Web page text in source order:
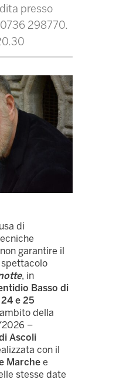
presso
298770.
di
garantire il
spettacolo
, in
Basso di
24 e 25
della
–
Ascoli
con il
Marche e
stesse date